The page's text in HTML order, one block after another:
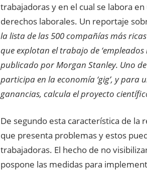
trabajadoras y en el cual se labora
derechos laborales. Un reportaje
la lista de las 500 compañías más
que explotan el trabajo de
publicado por Morgan Stanley. Uno
participa en la economía ‘gig’, y para
ganancias, calcula el proyecto
De segundo esta característica de
que presenta problemas y estos
trabajadoras. El hecho de no
pospone las medidas para